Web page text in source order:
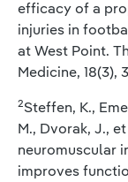
efficacy of a
injuries in
at West Point.
Medicine, 18(3),
2Steffen, K.,
M., Dvorak, J.,
neuromuscular
improves